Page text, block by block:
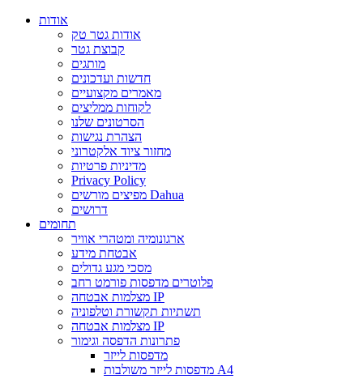
אודות
אודות גטר טק
קבוצת גטר
מותגים
חדשות ועדכונים
מאמרים מקצועיים
לקוחות ממליצים
הסרטונים שלנו
הצהרת נגישות
מחזור ציוד אלקטרוני
מדיניות פרטיות
Privacy Policy
מפיצים מורשים Dahua
דרושים
תחומים
ארגונומיה ומטהרי אוויר
אבטחת מידע
מסכי מגע גדולים
פלוטרים מדפסות פורמט רחב
מצלמות אבטחה IP
תשתיות תקשורת וטלפוניה
מצלמות אבטחה IP
פתרונות הדפסה וגימור
מדפסות לייזר
מדפסות לייזר משולבות A4